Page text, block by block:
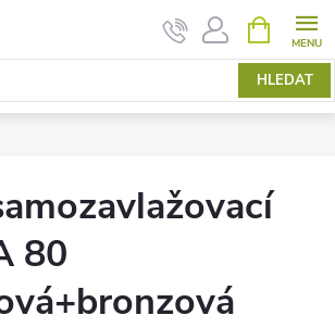
HLEDAT
NÁKUPNÍ
KOŠÍK
80